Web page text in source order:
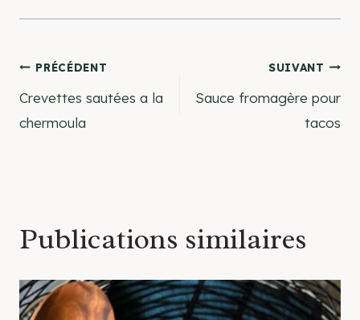
Navigation
de
PRÉCÉDENT
Crevettes sautées a la
chermoula
SUIVANT
Sauce fromagère pour
tacos
Publications similaires